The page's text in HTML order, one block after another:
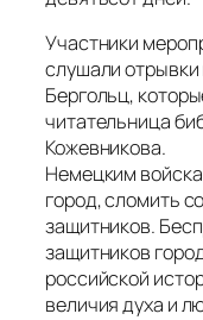
Участники
слушали
Бергольц,
читательница
Кожевникова.
Немецким
город, сломить
защитников.
защитников
российской
величия духа и